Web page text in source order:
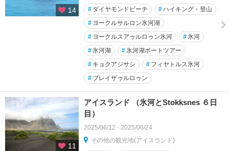
14 # ダイヤモンドビーチ #ハイキング・登山
# ヨークルサルロン氷河湖
# ヨークルスアゥルロゥン氷河 #氷河
#氷河湖 #氷河湖ボートツアー
# キョクアジサシ # フィヤトルス氷河
# ブレイザゥルロゥン
11
アイスランド （氷河とStokksnes ６日
目）
2025/06/12 - 2025/06/24
その他の観光地(アイスランド)